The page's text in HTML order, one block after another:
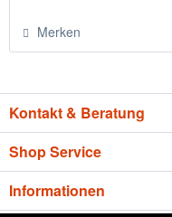
Merken
Kontakt & Beratung
Shop Service
Informationen